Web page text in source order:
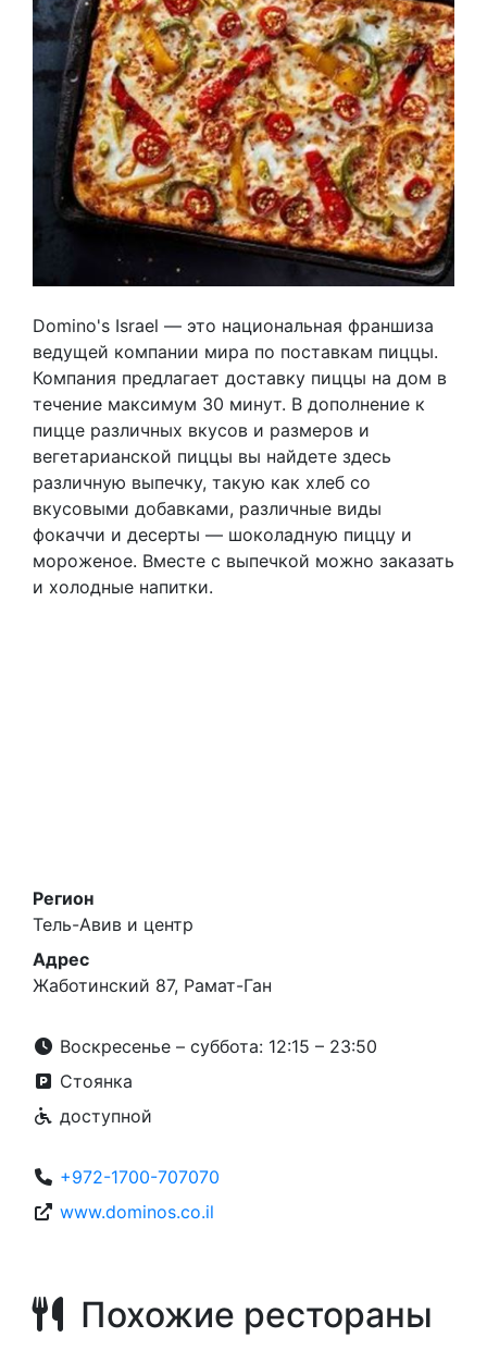
Domino's Israel — это национальная франшиза
ведущей компании мира по поставкам пиццы.
Компания предлагает доставку пиццы на дом в
течение максимум 30 минут. В дополнение к
пицце различных вкусов и размеров и
вегетарианской пиццы вы найдете здесь
различную выпечку, такую как хлеб со
вкусовыми добавками, различные виды
фокаччи и десерты — шоколадную пиццу и
мороженое. Вместе с выпечкой можно заказать
и холодные напитки.
Регион
Тель-Авив и центр
Адрес
Жаботинский 87, Рамат-Ган
Воскресенье – суббота: 12:15 – 23:50
Стоянка
доступной
+972-1700-707070
www.dominos.co.il
Похожие рестораны